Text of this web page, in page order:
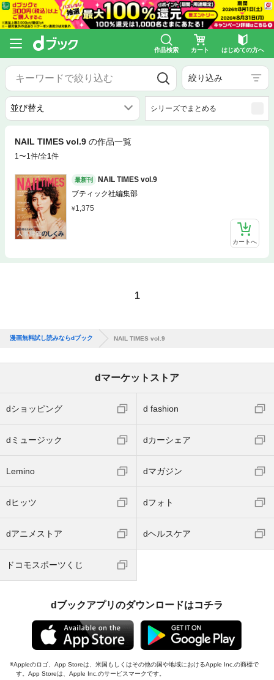
作品検索 カート はじめての方へ
絞り込み
シリーズでまとめる
NAIL TIMES vol.9 の作品一覧
1〜1件/全1件
最新刊
NAIL TIMES vol.9
ブティック社編集部
1,375
カートへ
1
漫画無料試し読みならdブック NAIL TIMES vol.9
dマーケットストア
dショッピング d fashion
dミュージック dカーシェア
Lemino dマガジン
dヒッツ dフォト
dアニメストア dヘルスケア
ドコモスポーツくじ
dブックアプリのダウンロードはコチラ
Appleのロゴ、App Storeは、米国もしくはその他の国や地域におけるApple Inc.の商標で
す。App Storeは、Apple Inc.のサービスマークです。